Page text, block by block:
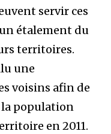
servir ces
étalement du
territoires.
une
voisins afin de
population
en 2011.